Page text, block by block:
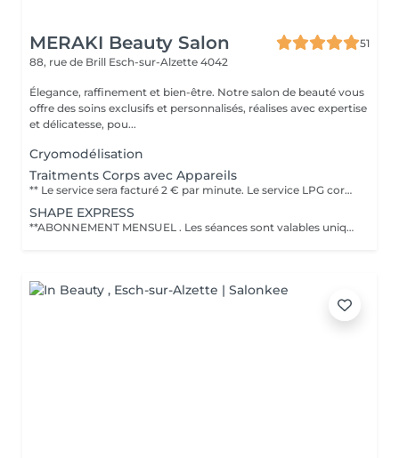
MERAKI Beauty Salon
51
88, rue de Brill Esch-sur-Alzette 4042
Élegance, raffinement et bien-être. Notre salon de beauté vous
offre des soins exclusifs et personnalisés, réalises avec expertise
et délicatesse, pou...
Cryomodélisation
Traitments Corps avec Appareils
** Le service sera facturé 2 € par minute. Le service LPG corps est une technologie non invasive qui utilise un massage mécanique pour stimuler les tissus profonds afin de réduire la cellulite, affiner la silhouette, déstocker les graisses localisées et raffermir la peau. Cette technique est souvent décrite comme agréable et naturelle, avec des résultats visibles comme une peau plus lisse et un corps plus léger, grâce au remodelage corporel et au drainage. Objectifs du traitement LPG corps Réduire la cellulite : Il aide à atténuer l'aspect de la cellulite, qu'elle soit adipeuse, aqueuse ou fibreuse. Déstocker les graisses : Il stimule le déstockage des graisses localisées qui résistent aux régimes et à l'exercice, comme le mentionne le traitement Lipomassage du {LPG Group}. Raffermir la peau : Le soin raffermit la peau et améliore sa fermeté, notamment sur des zones comme le double menton. Drainer et détoxifier : Il favorise les échanges circulatoires et procure un effet détoxinant, ce qui permet de retrouver une sensation de légèreté. Déroulement et fréquence Séance type : La durée d'une séance est généralement de 35 à 40 minutes, selon le protocole. Protocoles courants : Il est conseillé de commencer par 2 séances par semaine pour les premières séances afin d'obtenir des résultats plus rapides, puis de réduire la fréquence en fonction de vos besoins et de votre budget. Adaptabilité : Le soin peut être adapté à vos besoins spécifiques, qu'il s'agisse de minceur, de raffermissement ou de drainage.
SHAPE EXPRESS
**ABONNEMENT MENSUEL . Les séances sont valables uniquement pendant le mois en cours et ne peuvent pas être reportées ou cumulées sur le mois suivant. PROGRAMME CORPS REMODELANT - ANTI CELLULITE & RAFFERMISSANT INCLUS * 2 séances corporelles par semaine (30 minutes chacune) * 6 Seances par mois Techniques utilisées: - LPG : stimule la circulation et aide à déstocker les graisses - Drainage lymphatique : favorise l'élimination des toxines et réduit la rétention d'eau - Detox corporel : aide purifier l'organisme et affiner la silhouette - HIFU (1 Zone incluse) : Technologie avancée pour raffermir et tonifier la peau en profondeur